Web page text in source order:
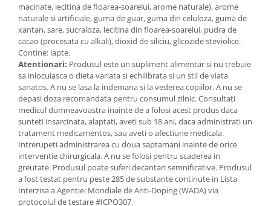
macinate, lecitina de floarea-soarelui, arome naturale), arome
naturale si artificiale, guma de guar, guma din celuloza, guma de
xantan, sare, sucraloza, lecitina din floarea-soarelui, pudra de
cacao (procesata cu alkali), dioxid de siliciu, glicozide steviolice.
Contine: lapte.
Atentionari: Produsul este un supliment alimentar si nu trebuie
sa inlocuiasca o dieta variata si echilibrata si un stil de viata
sanatos. A nu se lasa la indemana si la vederea copiilor. A nu se
depasi doza recomandata pentru consumul zilnic. Consultati
medicul dumneavoastra inainte de a folosi acest produs daca
sunteti insarcinata, alaptati, aveti sub 18 ani, daca administrati un
tratament medicamentos, sau aveti o afectiune medicala.
Intrerupeti administrarea cu doua saptamani inainte de orice
interventie chirurgicala. A nu se folosi pentru scaderea in
greutate. Produsul poate suferi decantari semnificative. Produsul
a fost testat pentru peste 285 de substante continute in Lista
Interzisa a Agentiei Mondiale de Anti-Doping (WADA) via
protocolul de testare #ICPO307.